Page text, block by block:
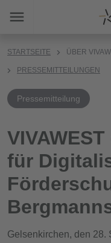
STARTSEITE ÜBER
PRESSEMITTEILUNGEN
Pressemitteilung
für
Gelsenkirchen, den 28.